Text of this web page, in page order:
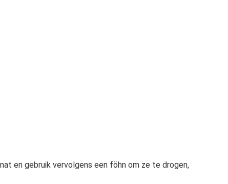
en gebruik vervolgens een föhn om ze te drogen,